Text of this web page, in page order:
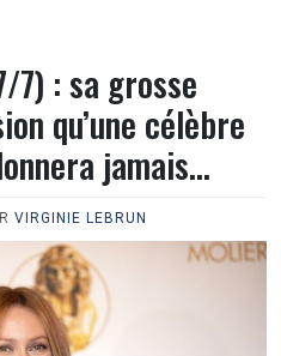
7) : sa grosse
qu’une célèbre
jamais…
VIRGINIE LEBRUN